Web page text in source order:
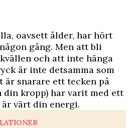
oavsett ålder, har hört
gång. Men att bli
och att inte hänga
är inte detsamma som
är snarare ett tecken på
din kropp) har varit med ett
värt din energi.